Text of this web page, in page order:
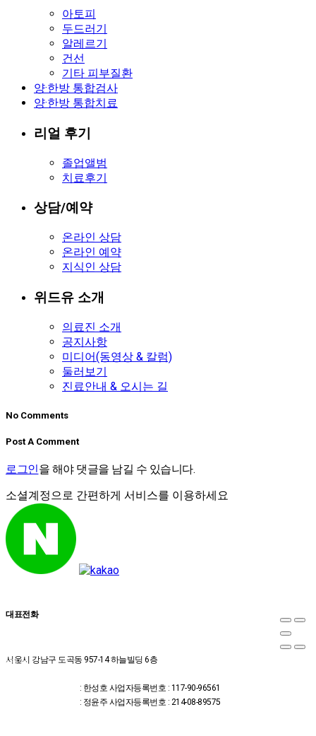
아토피
두드러기
알레르기
건선
기타 피부질환
양·한방 통합검사
양·한방 통합치료
리얼 후기
졸업앨범
치료후기
상담/예약
온라인 상담
온라인 예약
지식인 상담
위드유 소개
의료진 소개
공지사항
미디어(동영상 & 칼럼)
둘러보기
진료안내 & 오시는 길
No Comments
Post A Comment
로그인을 해야 댓글을 남길 수 있습니다.
소셜계정으로 간편하게 서비스를 이용하세요
대표전화
서울시 강남구 도곡동 957-14 하늘빌딩 6층
: 한성호 사업자등록번호 : 117-90-96561
: 정윤주 사업자등록번호 : 214-08-89575
온라인